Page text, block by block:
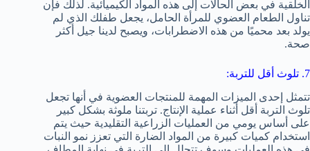
الخلقية في بعض الحالات إلى هذه المواد الكيميائية. لذلك فإن
تناول الطعام العضوي للمرأة الحامل، يجعل طفلك الذي لم
يولد بعد محميًا من هذه الاضطرابات، ويصبح لدينا جيل أكثر
صحة.
7. تلوث أقل للتربة:
تتمثل إحدى الميزات المهمة للمنتجات العضوية في أنها تجعل
تلوث التربة أقل أثناء عملية الإنتاج. تربتنا ملوثة بشكل كبير
على أساس يومي من العمليات الزراعية التقليدية حيث يتم
استخدام كميات كبيرة من المواد الضارة التي تعزز نمو النبات